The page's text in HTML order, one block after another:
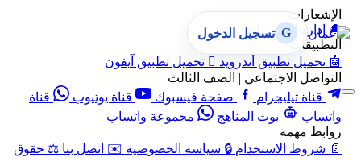
الإشعارات
🔔 إدارة الإشعارات
التطبيقات
🤖 تحميل تطبيق أندرويد  تحميل تطبيق آيفون
التواصل الاجتماعي | الصف الثالث
قناة تيليجرام
صفحة فيسبوك قناة يوتيوب
قناة
واتساب
بوت المناهج
مجموعة واتساب
روابط مهمة
📄 شروط الاستخدام 🔒 سياسة الخصوصية ✉️ اتصل بنا ⚖️ حقوق
G تسجيل الدخول